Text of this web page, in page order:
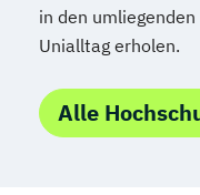
Robotics (DE/
Soziale Arbeit
in den
Unialltag erholen.
Alle